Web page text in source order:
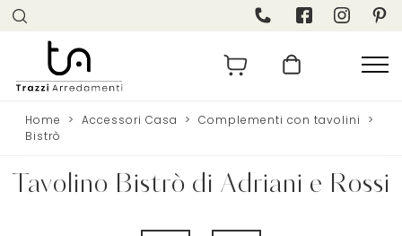
Home > Accessori Casa > Complementi con tavolini
>
Bistrò
Tavolino Bistrò di Adriani e Rossi